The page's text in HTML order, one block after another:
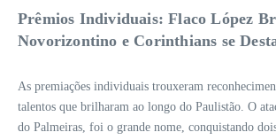
Prêmios Individuais: Flaco López
Novorizontino e Corinthians se
As premiações individuais trouxeram
talentos que brilharam ao longo do Paulistão. O
do Palmeiras, foi o grande nome, conquistando